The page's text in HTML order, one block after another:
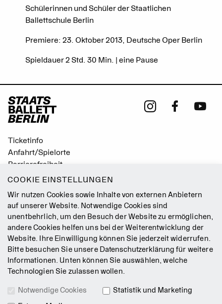
Schülerinnen und Schüler der Staatlichen
Ballettschule Berlin
Premiere: 23. Oktober 2013, Deutsche Oper Berlin
Spieldauer 2 Std. 30 Min. | eine Pause
Ticketinfo
Anfahrt/Spielorte
Barrierefreiheit
Leichte Sprache
Leitbild
Presse
Jobs
Kontakt
Newsletter
AGB
COOKIE EINSTELLUNGEN
Wir nutzen Cookies sowie Inhalte von externen Anbietern
auf unserer Website. Notwendige Cookies sind
unentbehrlich, um den Besuch der Website zu ermöglichen,
andere Cookies helfen uns bei der Weiterentwicklung der
Website. Ihre Einwilligung können Sie jederzeit widerrufen.
Bitte besuchen Sie unsere Datenschutzerklärung für weitere
Informationen. Unten können Sie auswählen, welche
Technologien Sie zulassen wollen.
Notwendige Cookies
Statistik und Marketing